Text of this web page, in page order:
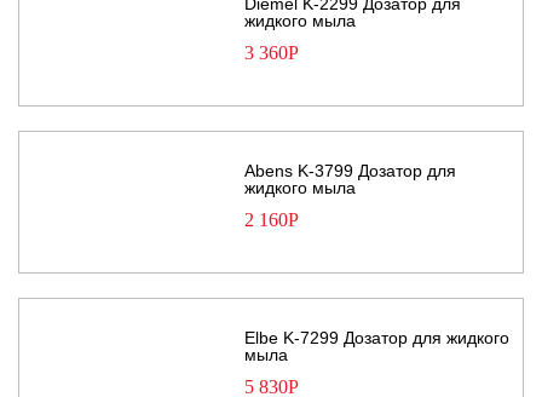
жидкого мыла
3 360Р
Abens K-3799 Дозатор для
жидкого мыла
2 160Р
Elbe K-7299 Дозатор для жидкого
мыла
5 830Р